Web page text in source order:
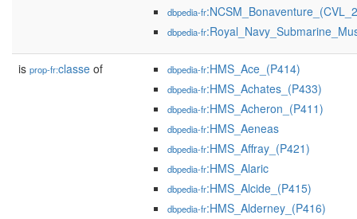
dbpedia-fr
dbpedia-fr
is prop-fr:classe of dbpedia-fr:HMS_Ace_(P414)
dbpedia-fr:HMS_Achates_(P433)
dbpedia-fr:HMS_Acheron_(P411)
dbpedia-fr:HMS_Aeneas
dbpedia-fr:HMS_Affray_(P421)
dbpedia-fr:HMS_Alaric
dbpedia-fr:HMS_Alcide_(P415)
dbpedia-fr:HMS_Alderney_(P416)